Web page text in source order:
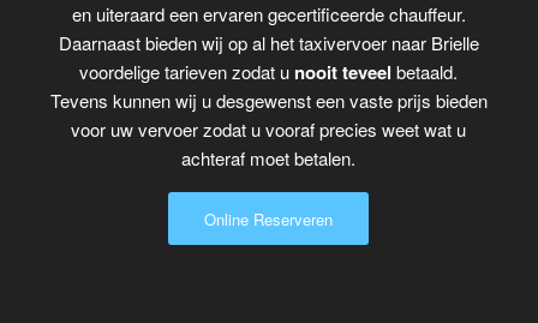
en uiteraard een ervaren gecertificeerde chauffeur.
Daarnaast bieden wij op al het taxivervoer naar Brielle
voordelige tarieven zodat u nooit teveel betaald.
Tevens kunnen wij u desgewenst een vaste prijs bieden
voor uw vervoer zodat u vooraf precies weet wat u
achteraf moet betalen.
Online Reserveren